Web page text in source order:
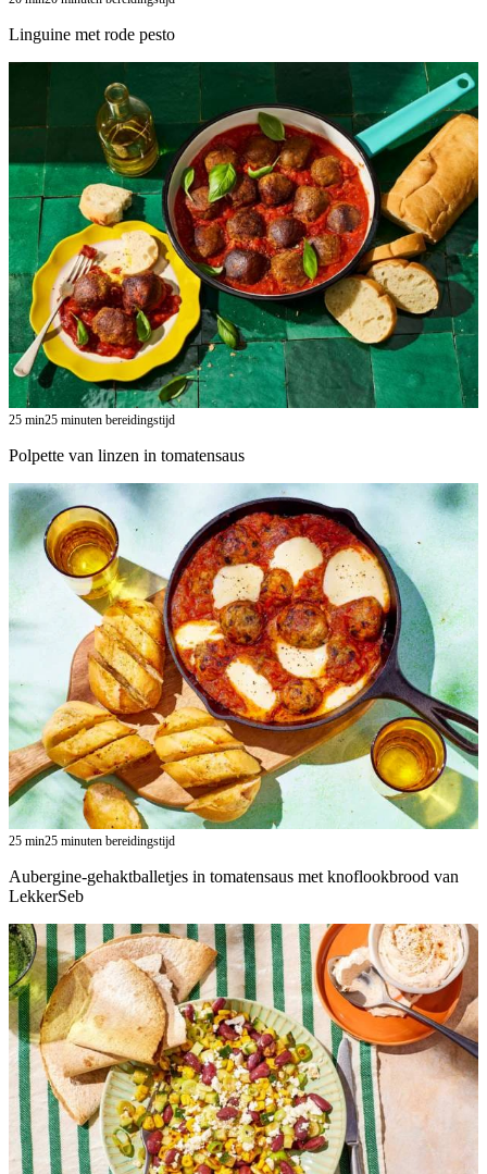
Linguine met rode pesto
25 min25 minuten bereidingstijd
Polpette van linzen in tomatensaus
25 min25 minuten bereidingstijd
Aubergine-gehaktballetjes in tomatensaus met knoflookbrood van
LekkerSeb